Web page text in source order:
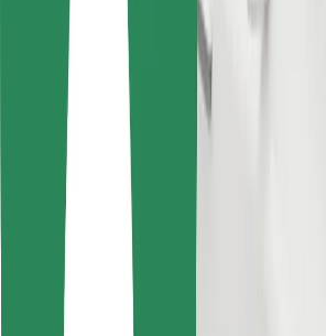
Bolt alkalmazás letöltése
Találd meg kedvenc ételedet!
Bolt Food app letöltése